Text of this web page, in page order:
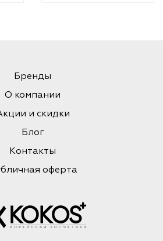
Бренды
О компании
и скидки
Блог
Контакты
оферта